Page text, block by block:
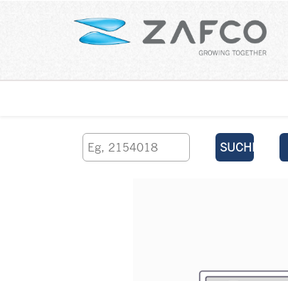
SUCHEN